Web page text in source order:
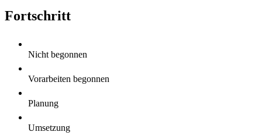
Fortschritt
Nicht begonnen
Vorarbeiten begonnen
Planung
Umsetzung